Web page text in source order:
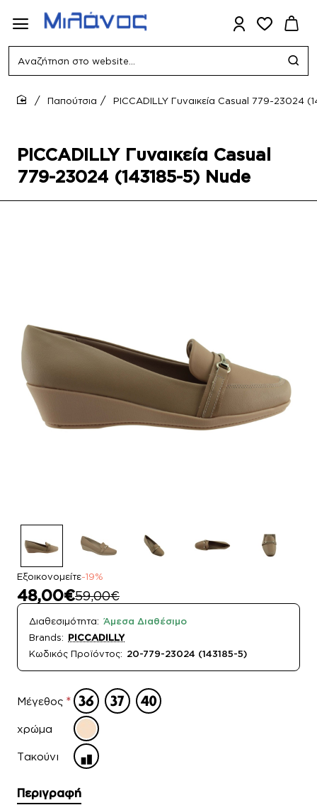
Αναζήτηση
website...
PICCADILLY Γυναικεία Casual
779-23024 (143185-5) Nude
Παπούτσια PICCADILLY Γυναικεία Casual 779-23024
Εξοικονομείτε-19%
48,00€59,00€
Διαθεσιμότητα: Άμεσα Διαθέσιμο
Brands: PICCADILLY
Κωδικός Προϊόντος: 20-779-23024 (143185-5)
Μέγεθος
χρώμα
Τακούνι
Περιγραφή